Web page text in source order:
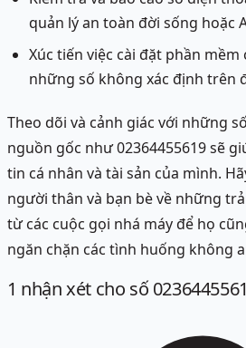
quản lý an toàn đời sống hoặc
Xúc tiến việc cài đặt phần
những số không xác định trên
Theo dõi và cảnh giác với những
nguồn gốc như 02364455619 sẽ
tin cá nhân và tài sản của mình.
người thân và bạn bè về những
từ các cuộc gọi nhá máy để họ
ngăn chặn các tình huống không
1 nhận xét cho số